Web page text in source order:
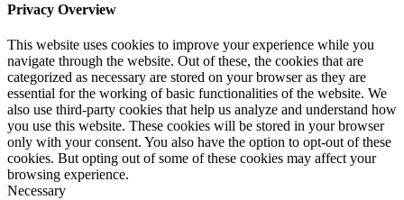
Privacy Overview
This website uses cookies to improve your experience while you
navigate through the website. Out of these, the cookies that are
categorized as necessary are stored on your browser as they are
essential for the working of basic functionalities of the website. We
also use third-party cookies that help us analyze and understand how
you use this website. These cookies will be stored in your browser
only with your consent. You also have the option to opt-out of these
cookies. But opting out of some of these cookies may affect your
browsing experience.
Necessary